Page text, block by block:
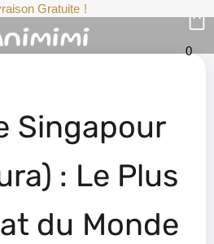
Gratuite !
0
Singapour
: Le Plus
du Monde